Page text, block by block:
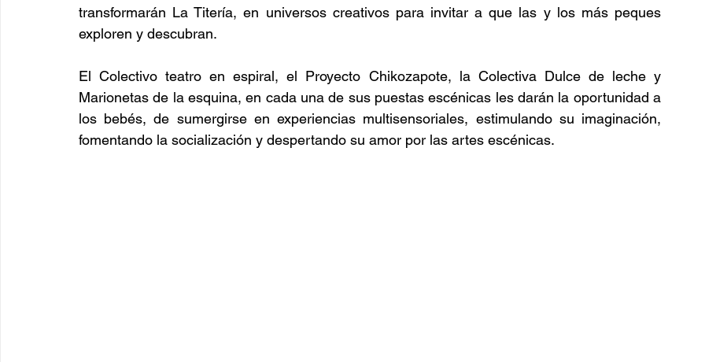
transformarán La Titería, en universos creativos para invitar a que las y los más peques
exploren y descubran.
El Colectivo teatro en espiral, el Proyecto Chikozapote, la Colectiva Dulce de leche y
Marionetas de la esquina, en cada una de sus puestas escénicas les darán la oportunidad a
los bebés, de sumergirse en experiencias multisensoriales, estimulando su imaginación,
fomentando la socialización y despertando su amor por las artes escénicas.